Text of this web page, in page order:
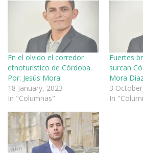
En el olvido el corredor
etnoturístico de Córdoba.
Por: Jesús Mora
18 January, 2023
In "Columnas"
Fuertes
surcan
Mora
3
In